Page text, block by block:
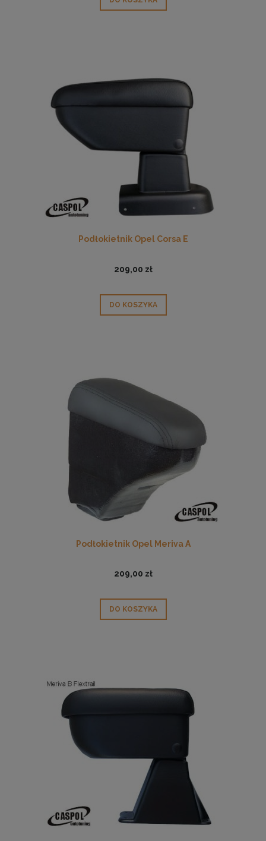
Podłokietnik Opel Corsa E
209,00 zł
DO KOSZYKA
Podłokietnik Opel Meriva A
209,00 zł
DO KOSZYKA